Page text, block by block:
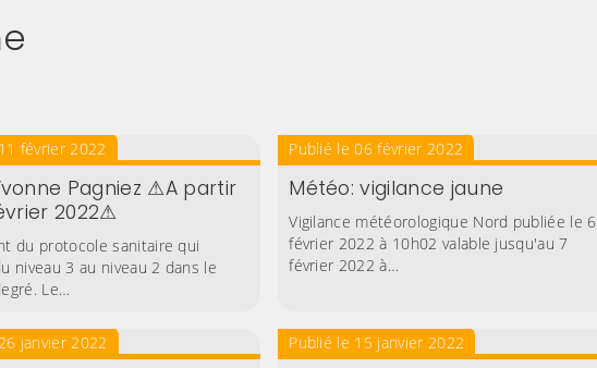
février 2022
Pagniez ⚠A partir
2022⚠
du protocole sanitaire qui
niveau 3 au niveau 2 dans le
Le…
Publié le 06 février 2022
Météo: vigilance jaune
Vigilance météorologique Nord publiée le 6
février 2022 à 10h02 valable jusqu'au 7
février 2022 à…
janvier 2022 Publié le 15 janvier 2022